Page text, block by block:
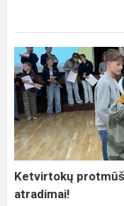
Ketvirtokų
protmūšyje
–
žinių
kova
ir
gabiųjų
atradimai!
Ketvirtokų
atradimai!